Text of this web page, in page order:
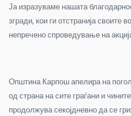
Ја изразуваме нашата
згради, кои ги отстранија своите
непречено спроведување на
Општина Карпош апелира на
од страна на сите граѓани и
продолжува секојдневно да се